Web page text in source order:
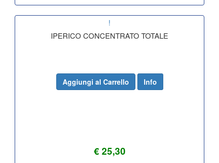
!
IPERICO CONCENTRATO TOTALE
€ 25,30
Aggiungi al Carrello Info